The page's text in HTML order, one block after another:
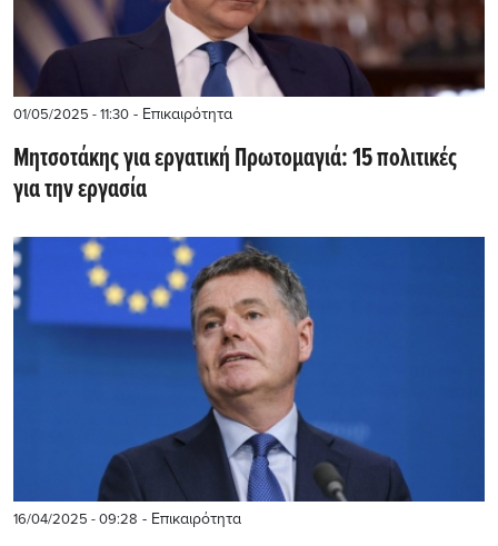
01/05/2025 - 11:30 - Επικαιρότητα
Μητσοτάκης για εργατική Πρωτομαγιά: 15 πολιτικές
για την εργασία
16/04/2025 - 09:28 - Επικαιρότητα